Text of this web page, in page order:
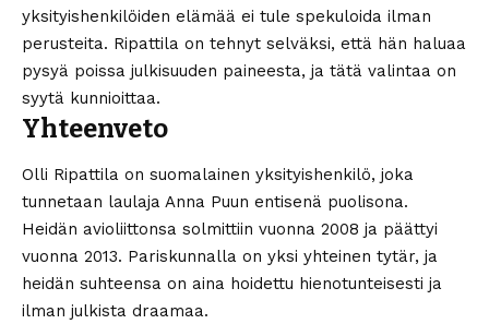
yksityishenkilöiden elämää ei tule spekuloida ilman
perusteita. Ripattila on tehnyt selväksi, että hän haluaa
pysyä poissa julkisuuden paineesta, ja tätä valintaa on
syytä kunnioittaa.
Yhteenveto
Olli Ripattila on suomalainen yksityishenkilö, joka
tunnetaan laulaja Anna Puun entisenä puolisona.
Heidän avioliittonsa solmittiin vuonna 2008 ja päättyi
vuonna 2013. Pariskunnalla on yksi yhteinen tytär, ja
heidän suhteensa on aina hoidettu hienotunteisesti ja
ilman julkista draamaa.